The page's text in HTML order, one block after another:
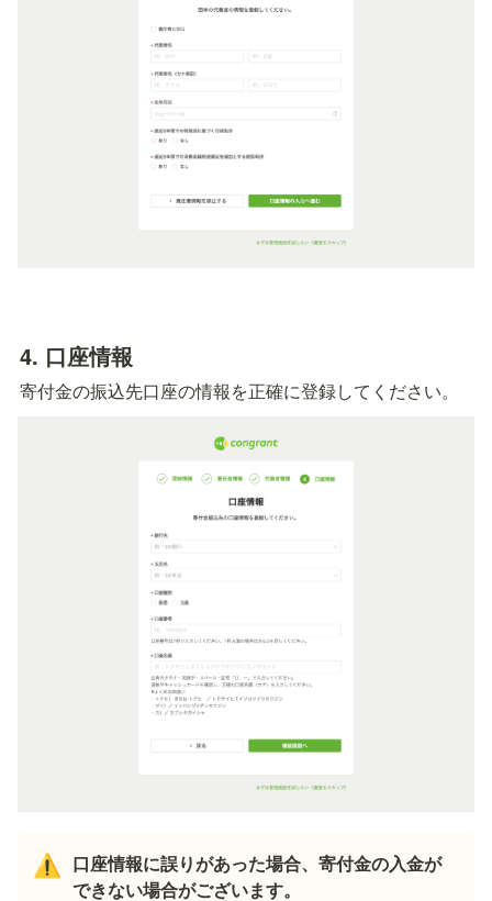
4. 口座情報
寄付金の振込先口座の情報を正確に登録してください。
⚠️ 口座情報に誤りがあった場合、寄付金の入金が